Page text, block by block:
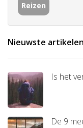
Reizen
Nieuwste
Is het
De 9